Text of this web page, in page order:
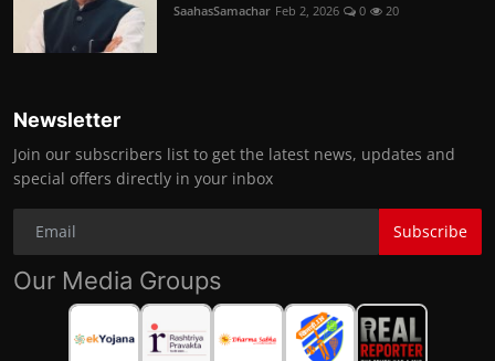
SaahasSamachar Feb 2, 2026 0 20
Newsletter
Join our subscribers list to get the latest news, updates and
special offers directly in your inbox
Subscribe
Our Media Groups